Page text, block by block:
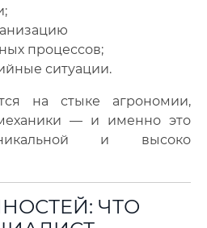
процессов;
ситуации.
на стыке агрономии,
— и именно это
и высоко
ЧТО